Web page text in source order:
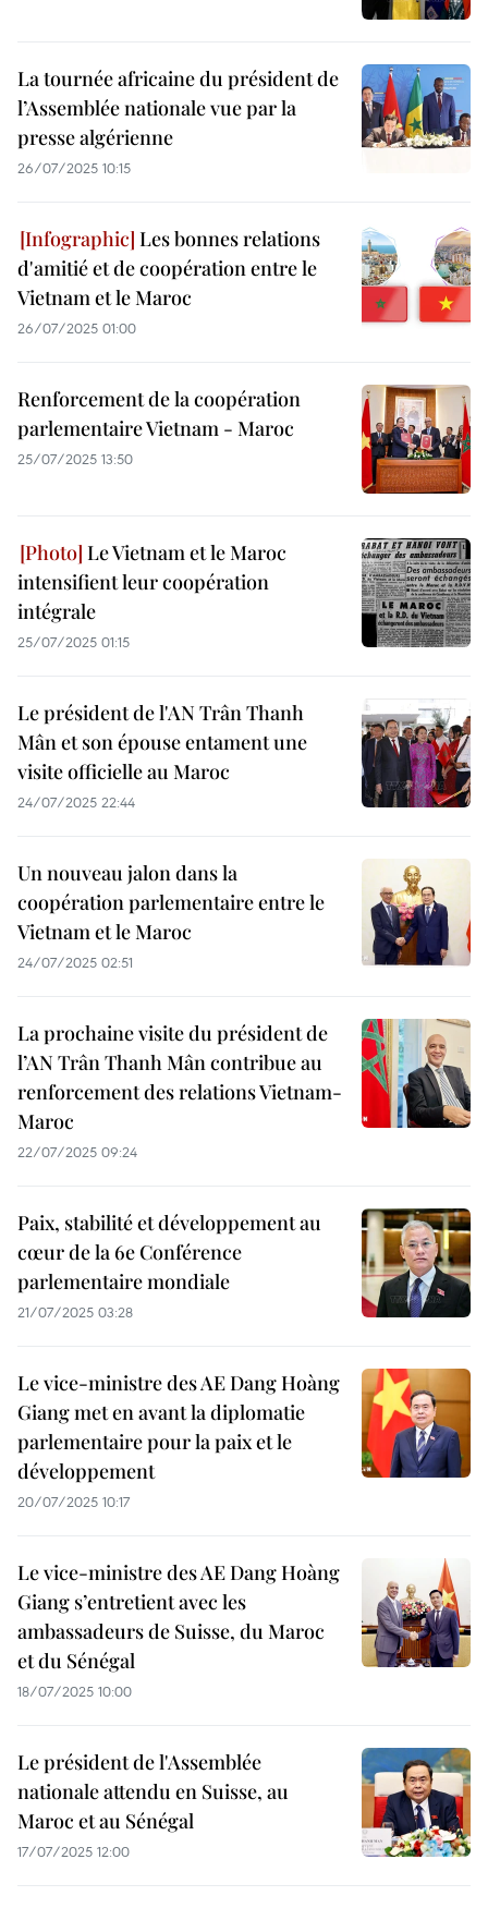
La tournée africaine du président de
l’Assemblée nationale vue par la
presse algérienne
26/07/2025 10:15
Les bonnes relations
d'amitié et de coopération entre le
Vietnam et le Maroc
26/07/2025 01:00
Renforcement de la coopération
parlementaire Vietnam - Maroc
25/07/2025 13:50
Le Vietnam et le Maroc
intensifient leur coopération
intégrale
25/07/2025 01:15
Le président de l'AN Trân Thanh
Mân et son épouse entament une
visite officielle au Maroc
24/07/2025 22:44
Un nouveau jalon dans la
coopération parlementaire entre le
Vietnam et le Maroc
24/07/2025 02:51
La prochaine visite du président de
l’AN Trân Thanh Mân contribue au
renforcement des relations Vietnam-
Maroc
22/07/2025 09:24
Paix, stabilité et développement au
cœur de la 6e Conférence
parlementaire mondiale
21/07/2025 03:28
Le vice-ministre des AE Dang Hoàng
Giang met en avant la diplomatie
parlementaire pour la paix et le
développement
20/07/2025 10:17
Le vice-ministre des AE Dang Hoàng
Giang s’entretient avec les
ambassadeurs de Suisse, du Maroc
et du Sénégal
18/07/2025 10:00
Le président de l'Assemblée
nationale attendu en Suisse, au
Maroc et au Sénégal
17/07/2025 12:00